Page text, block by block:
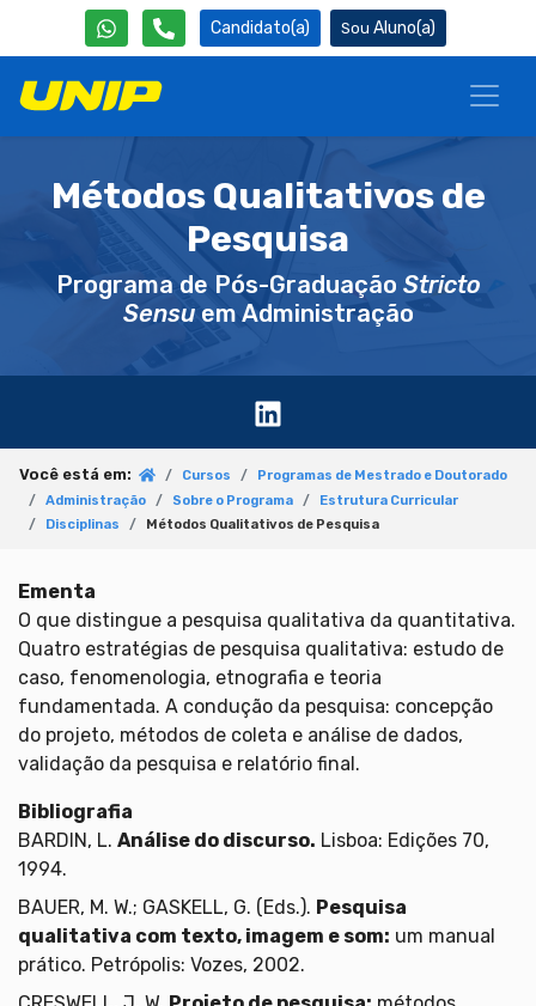
Candidato(a) Aluno(a)
Métodos Qualitativos de
Pesquisa
Programa de Pós-Graduação Stricto
Sensuem Administração
Você está em: Cursos
Programas de Mestrado e Doutorado
Administração
Sobre o Programa
Estrutura Curricular
Disciplinas
Métodos Qualitativos de Pesquisa
Ementa
O que distingue a pesquisa qualitativa da quantitativa.
Quatro estratégias de pesquisa qualitativa: estudo de
caso, fenomenologia, etnografia e teoria
fundamentada. A condução da pesquisa: concepção
do projeto, métodos de coleta e análise de dados,
validação da pesquisa e relatório final.
Bibliografia
BARDIN, L. Análise do discurso. Lisboa: Edições 70,
1994.
BAUER, M. W.; GASKELL, G. (Eds.). Pesquisa
qualitativa com texto, imagem e som: um manual
prático. Petrópolis: Vozes, 2002.